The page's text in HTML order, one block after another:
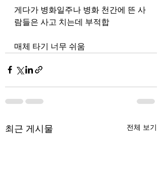
게다가 병화일주나 병화 천간에 뜬 사
람들은 사고 치는데 부적합
매체 타기 너무 쉬움
최근 게시물 전체 보기